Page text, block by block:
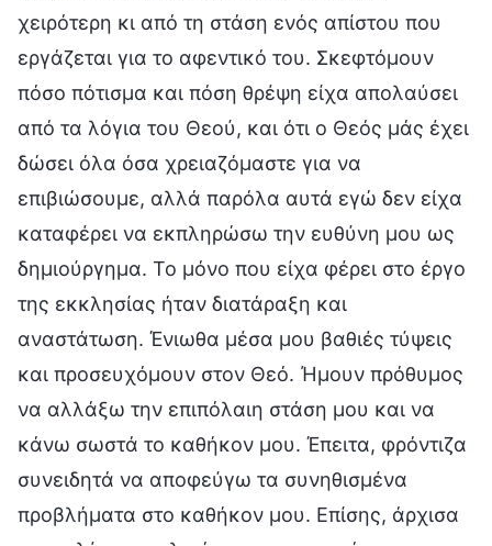
χειρότερη κι από τη στάση ενός απίστου που
εργάζεται για το αφεντικό του. Σκεφτόμουν
πόσο πότισμα και πόση θρέψη είχα απολαύσει
από τα λόγια του Θεού, και ότι ο Θεός μάς έχει
δώσει όλα όσα χρειαζόμαστε για να
επιβιώσουμε, αλλά παρόλα αυτά εγώ δεν είχα
καταφέρει να εκπληρώσω την ευθύνη μου ως
δημιούργημα. Το μόνο που είχα φέρει στο έργο
της εκκλησίας ήταν διατάραξη και
αναστάτωση. Ένιωθα μέσα μου βαθιές τύψεις
και προσευχόμουν στον Θεό. Ήμουν πρόθυμος
να αλλάξω την επιπόλαιη στάση μου και να
κάνω σωστά το καθήκον μου. Έπειτα, φρόντιζα
συνειδητά να αποφεύγω τα συνηθισμένα
προβλήματα στο καθήκον μου. Επίσης, άρχισα